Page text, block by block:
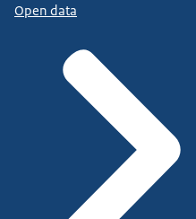
Open data